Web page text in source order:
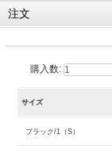
注文
購入数:
サイズ
ブラック/1（S）